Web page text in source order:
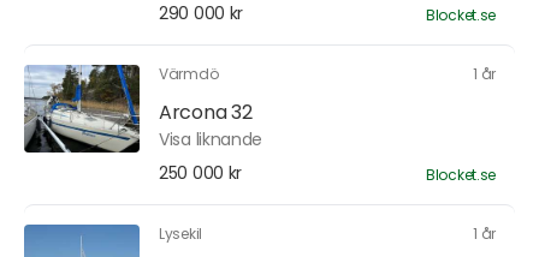
290 000 kr
Blocket.se
Värmdö 1 år
Arcona 32
Visa liknande
250 000 kr
Blocket.se
Lysekil 1 år